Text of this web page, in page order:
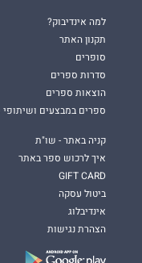
למה אינדיבוק?
תקנון האתר
סופרים
סדרות ספרים
הוצאות ספרים
ספרים במבצעים ושיתופי
קניה באתר - שו"ת
איך לרכוש ספר באתר
GIFT CARD
ביטול עסקה
אינדיבלוג
הצהרת נגישות